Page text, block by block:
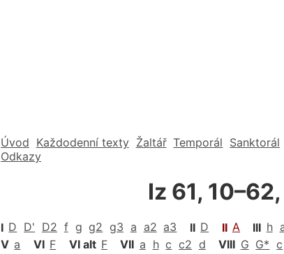
Úvod Každodenní texty Žaltář Temporál Sanktorál
Odkazy
Iz 61,
I D D' D2 f g g2 g3 a a2 a3 II D II A III h
V a VI F VI alt F VII a h c c2 d VIII G G* c